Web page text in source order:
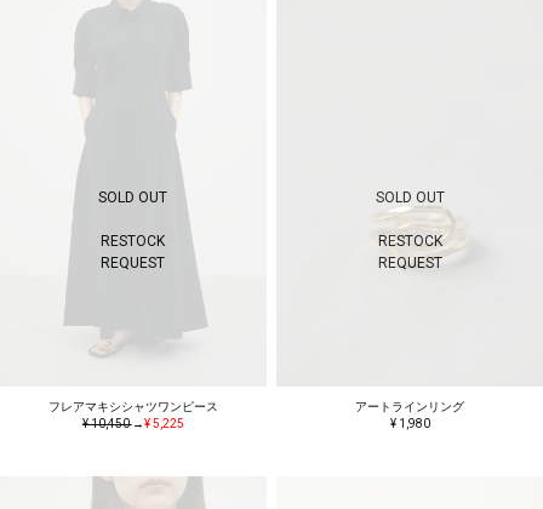
SOLD OUT
RESTOCK
REQUEST
フレアマキシシャツワンピース
¥ 10,450→¥ 5,225
SOLD OUT
RESTOCK
REQUEST
アートラインリング
¥ 1,980